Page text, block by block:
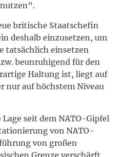
britische Staatschefin
deshalb einzusetzen, um
tatsächlich einsetzen
beunruhigend für den
Haltung ist, liegt auf
nur auf höchstem Niveau
seit dem NATO-Gipfel
von NATO-
von großen
Grenze verschärft,